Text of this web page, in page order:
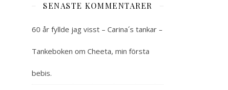
SENASTE KOMMENTARER
60 år fyllde jag visst – Carina´s tankar –
Tankeboken om Cheeta, min första
bebis.